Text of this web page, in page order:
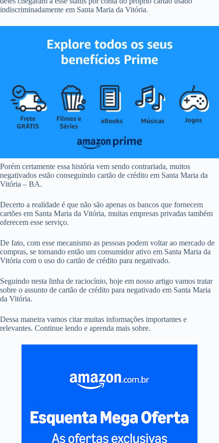
indiscriminadamente em Santa Maria da Vitória.
Porém certamente essa história vem sendo contrariada, muitos
negativados estão conseguindo cartão de crédito em Santa Maria da
Vitória – BA.
Decerto a realidade é que não são apenas os bancos que fornecem
cartões em Santa Maria da Vitória, muitas empresas privadas também
oferecem esse serviço.
De fato, com esse mecanismo as pessoas podem voltar ao mercado de
compras, se tornando então um consumidor ativo em Santa Maria da
Vitória com o uso do cartão de crédito para negativado.
Seguindo nesta linha de raciocínio, hoje em nosso artigo vamos tratar
sobre o assunto de cartão de crédito para negativado em Santa Maria
da Vitória.
Dessa maneira vamos citar muitas informações importantes e
relevantes. Continue lendo e aprenda mais sobre.